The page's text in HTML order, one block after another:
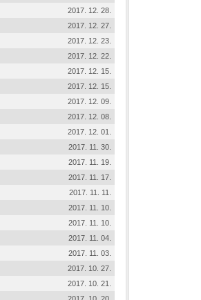
2017. 12. 28.
2017. 12. 27.
2017. 12. 23.
2017. 12. 22.
2017. 12. 15.
2017. 12. 15.
2017. 12. 09.
2017. 12. 08.
2017. 12. 01.
2017. 11. 30.
2017. 11. 19.
2017. 11. 17.
2017. 11. 11.
2017. 11. 10.
2017. 11. 10.
2017. 11. 04.
2017. 11. 03.
2017. 10. 27.
2017. 10. 21.